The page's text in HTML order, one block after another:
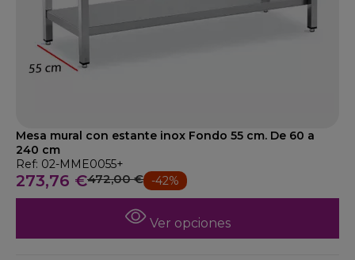
Mesa mural con estante inox Fondo 55 cm. De 60 a
240 cm
Ref: 02-MME0055+
273,76 €472,00 € -42%
Ver opciones